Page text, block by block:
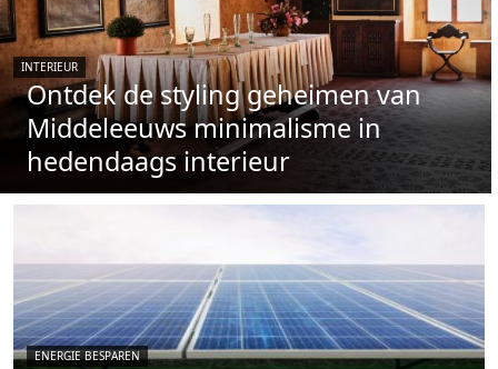
INTERIEUR
Ontdek de styling geheimen van
Middeleeuws minimalisme in
hedendaags interieur
ENERGIE BESPAREN